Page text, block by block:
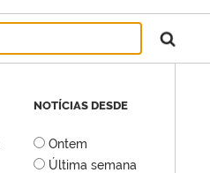
NOTÍCIAS DESDE
Ontem
Última semana